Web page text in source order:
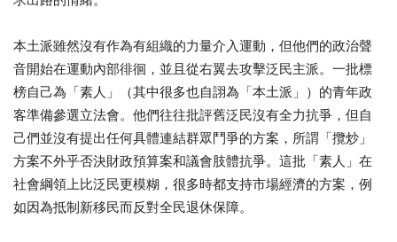
本土派雖然沒有作為有組織的力量介入運動， 但他們的政治聲
音開始在運動內部徘徊， 並且從右翼去攻擊泛民主派。一批標
榜自己為「素人」（其中很多也自詡為「本土派」）的青年政
客準備參選立法會。 他們往往批評舊泛民沒有全力抗爭， 但自
己們並沒有提出任何具體連結群眾鬥爭的方案，所謂「攬炒」
方案不外乎否決財政預算案和議會肢體抗爭。這批「素人」 在
社會綱領上比泛民更模糊，很多時都支持市場經濟的方案， 例
如因為抵制新移民而反對全民退休保障。